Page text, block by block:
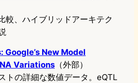
較、ハイブリッドアーキテク
Google’s New Model
Variations （外部）
トの詳細な数値データ。eQTL